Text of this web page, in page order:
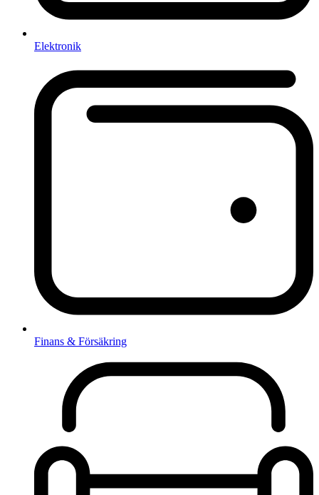
Elektronik
Finans & Försäkring